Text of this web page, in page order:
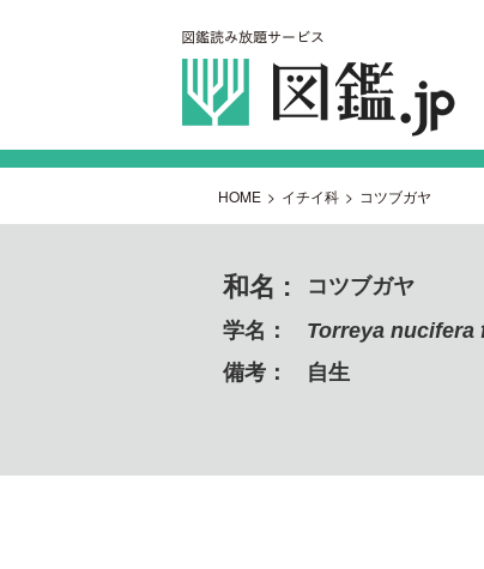
HOME > イチイ科 > コツブガヤ
和名 :
コツブガヤ
学名：
Torreya nucifera
備考：
自生